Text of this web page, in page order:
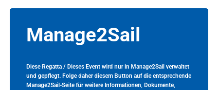
Manage2Sail
Diese Regatta / Dieses Event wird nur in Manage2Sail verwaltet
und gepflegt. Folge daher diesem Button auf die entsprechende
Manage2Sail-Seite für weitere Informationen, Dokumente,